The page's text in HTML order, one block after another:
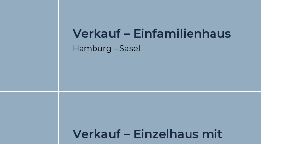
Verkauf – Einfamilienhaus
Hamburg – Sasel
Verkauf – Einzelhaus mit